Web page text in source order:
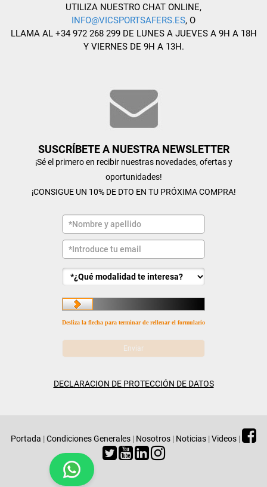
UTILIZA NUESTRO CHAT ONLINE,
INFO@VICSPORTSAFERS.ES, O
LLAMA AL +34 972 268 299 DE LUNES A JUEVES A 9H A 18H
Y VIERNES DE 9H A 13H.
SUSCRÍBETE A NUESTRA NEWSLETTER
¡Sé el primero en recibir nuestras novedades, ofertas y
oportunidades!
¡CONSIGUE UN 10% DE DTO EN TU PRÓXIMA COMPRA!
Desliza la flecha para terminar de rellenar el formulario
DECLARACION DE PROTECCIÓN DE DATOS
Portada |Condiciones Generales | Nosotros | Noticias |Videos |